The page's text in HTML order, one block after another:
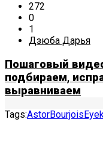
272
0
1
Дзюба Дарья
Пошаговый
подбираем,
выравниваем
Tags:AstorBourjois